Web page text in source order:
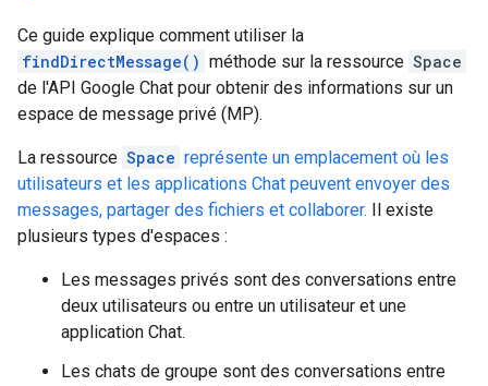
Ce guide explique comment utiliser la
findDirectMessage() méthode sur la ressource Space
de l'API Google Chat pour obtenir des informations sur un
espace de message privé (MP).
La ressource Space représente un emplacement où les
utilisateurs et les applications Chat peuvent envoyer des
messages, partager des fichiers et collaborer. Il existe
plusieurs types d'espaces :
Les messages privés sont des conversations entre
deux utilisateurs ou entre un utilisateur et une
application Chat.
Les chats de groupe sont des conversations entre